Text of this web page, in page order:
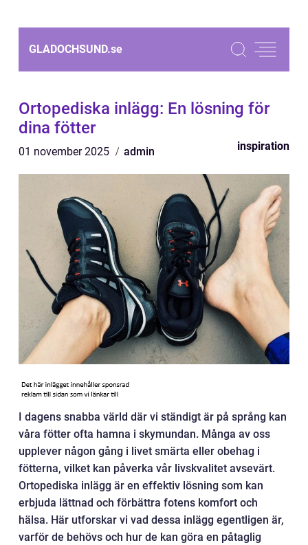
GLADOCHSUND.se
Ortopediska inlägg: En lösning för
dina fötter
01 november 2025 admin inspiration
I dagens snabba värld där vi ständigt är på språng kan
våra fötter ofta hamna i skymundan. Många av oss
upplever någon gång i livet smärta eller obehag i
fötterna, vilket kan påverka vår livskvalitet avsevärt.
Ortopediska inlägg är en effektiv lösning som kan
erbjuda lättnad och förbättra fotens komfort och
hälsa. Här utforskar vi vad dessa inlägg egentligen är,
varför de behövs och hur de kan göra en påtaglig